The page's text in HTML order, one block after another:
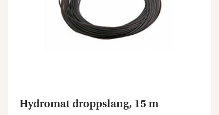
Hydromat droppslang, 15 m